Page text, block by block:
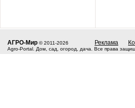
АГРО-Мир © 2011-2026 Реклама
Agro-Portal. Дом, сад, огород, дача. Все права